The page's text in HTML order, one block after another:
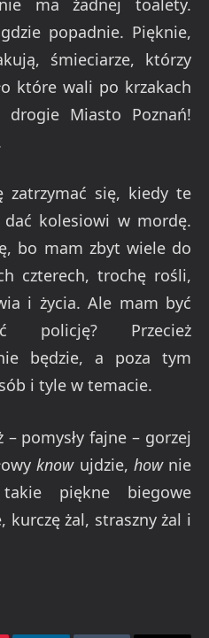
popadnie. Pięknie,
śmieciarze, którzy
które wali po krzakach
drogie Miasto Poznań!
zatrzymać się, kiedy te
kolesiowi w mordę.
bo mam zbyt wiele do
czterech, trochę rośli,
i życia. Ale mam być
policję? Przecież
będzie, a poza tym
i tyle w temacie.
pomysły fajne – gorzej
knowujdzie, hownie
piękne biegowe
kurczę żal, straszny żal i